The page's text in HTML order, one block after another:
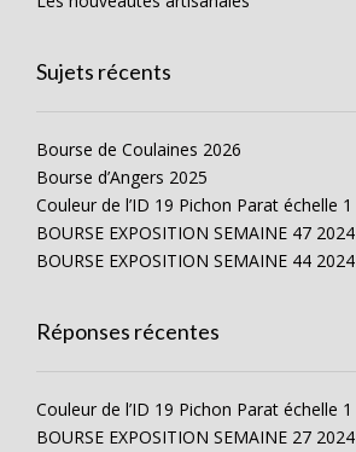
Sujets récents
Bourse de Coulaines 2026
Bourse d’Angers 2025
Couleur de l’ID 19 Pichon Parat échelle 1
BOURSE EXPOSITION SEMAINE 47 2024
BOURSE EXPOSITION SEMAINE 44 2024
Réponses récentes
Couleur de l’ID 19 Pichon Parat échelle 1
BOURSE EXPOSITION SEMAINE 27 2024